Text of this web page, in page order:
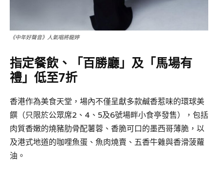
《中年好聲音》人氣唱將龍婷
指定餐飲、「百勝廳」及「馬場有
禮」低至7折
香港作為美食天堂，場內不僅呈獻多款鹹香惹味的環球美
饌（只限於公眾席2、4、5及6號場畔小食亭發售），包括
肉質香嫩的燒豬肋骨配薯蓉、香脆可口的墨西哥薄脆，以
及港式地道的咖哩魚蛋、魚肉燒賣、五香牛雜與香滑菠蘿
油。